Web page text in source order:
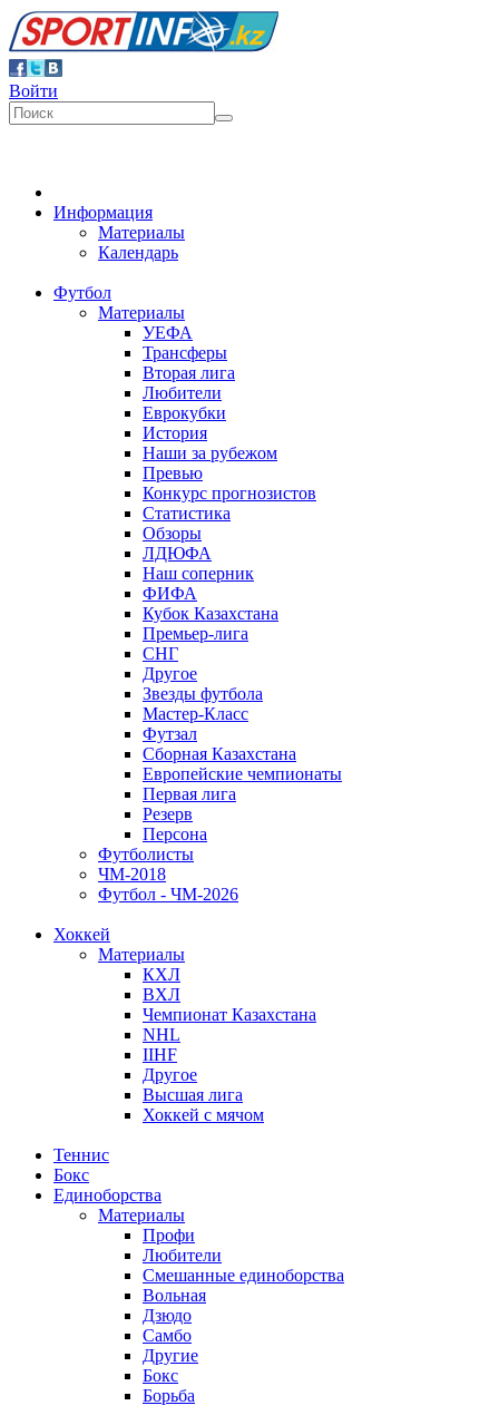
Войти
Информация
Материалы
Календарь
Футбол
Материалы
УЕФА
Трансферы
Вторая лига
Любители
Еврокубки
История
Наши за рубежом
Превью
Конкурс прогнозистов
Статистика
Обзоры
ЛДЮФА
Наш соперник
ФИФА
Кубок Казахстана
Премьер-лига
СНГ
Другое
Звезды футбола
Мастер-Класс
Футзал
Сборная Казахстана
Европейские чемпионаты
Первая лига
Резерв
Персона
Футболисты
ЧМ-2018
Футбол - ЧМ-2026
Хоккей
Материалы
КХЛ
ВХЛ
Чемпионат Казахстана
NHL
IIHF
Другое
Высшая лига
Хоккей с мячом
Теннис
Бокс
Единоборства
Материалы
Профи
Любители
Смешанные единоборства
Вольная
Дзюдо
Самбо
Другие
Бокс
Борьба